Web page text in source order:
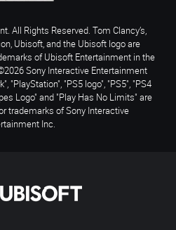
All Rights Reserved. Tom Clancy’s,
Ubisoft, and the Ubisoft logo are
of Ubisoft Entertainment in the
Sony Interactive Entertainment
"PlayStation", "PS5 logo", "PS5", "PS4
Logo" and "Play Has No Limits" are
trademarks of Sony Interactive
Inc.